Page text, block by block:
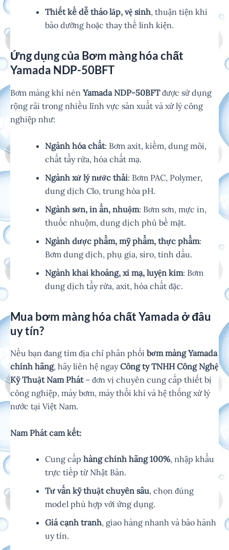
Thiết kế dễ tháo lắp, vệ sinh, thuận tiện khi
bảo dưỡng hoặc thay thế linh kiện.
Ứng dụng của Bơm màng hóa chất
Yamada NDP-50BFT
Bơm màng khí nén Yamada NDP-50BFTđược sử dụng
rộng rãi trong nhiều lĩnh vực sản xuất và xử lý công
nghiệp như:
Ngành hóa chất: Bơm axit, kiềm, dung môi,
chất tẩy rửa, hóa chất mạ.
Ngành xử lý nước thải: Bơm PAC, Polymer,
dung dịch Clo, trung hòa pH.
Ngành sơn, in ấn, nhuộm: Bơm sơn, mực in,
thuốc nhuộm, dung dịch phủ bề mặt.
Ngành dược phẩm, mỹ phẩm, thực phẩm:
Bơm dung dịch, phụ gia, siro, tinh dầu.
Ngành khai khoáng, xi mạ, luyện kim: Bơm
dung dịch tẩy rửa, axit, hóa chất đặc.
Mua bơm màng hóa chất Yamada ở đâu
uy tín?
Nếu bạn đang tìm địa chỉ phân phối bơm màng Yamada
chính hãng, hãy liên hệ ngayCông ty TNHH Công Nghệ
Kỹ Thuật Nam Phát– đơn vị chuyên cung cấp thiết bị
công nghiệp, máy bơm, máy thổi khí và hệ thống xử lý
nước tại Việt Nam.
Nam Phát cam kết:
Cung cấp hàng chính hãng 100%, nhập khẩu
trực tiếp từ Nhật Bản.
Tư vấn kỹ thuật chuyên sâu, chọn đúng
model phù hợp với ứng dụng.
Giá cạnh tranh, giao hàng nhanh và bảo hành
uy tín.